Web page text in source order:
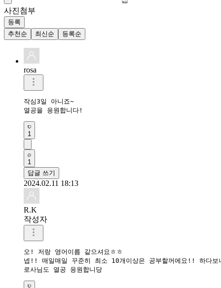
사진첨부
등록
추천순
최신순 등록순
rosa
작심3일 아니죠~
열공을 응원합니다!
1
1
답글 쓰기
2024.02.11 18:13
R.K
작성자
오! 저랑 영어이름 같으셔요ㅎㅎ
넵!! 매일매일 꾸준히 최소 10개이상은 공부할꺼에요!! 하다보
로사님도 열공 응원합니당